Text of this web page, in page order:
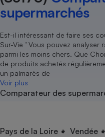
supermarchés
Est-il intéressant de faire ses
Sur-Vie ’ Vous pouvez
parmi les moins chers. Que
de produits achetés
un palmarès de
Voir plus
Comparateur des
Pays de la Loire Vendée
Enquêtes
Guides d'achat
Conseils
Brèves
Soumettre un litige
Lettres types
Rencontrer une
Nos actions
Nos grandes victoires
Les billets de la
Nos associations
Nous rejoindre
En savoir plus sur Que
?
Nos missions
Notre méthodologie
Notre financement
Nos partenaires
Nous rejoindre